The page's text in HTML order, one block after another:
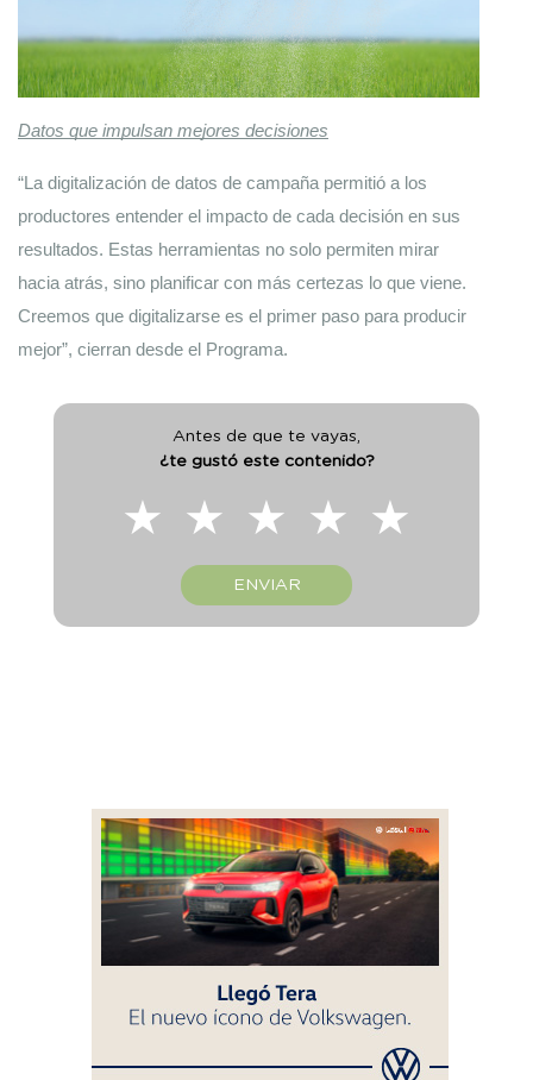
Datos que impulsan mejores decisiones
“La digitalización de datos de campaña permitió a los
productores entender el impacto de cada decisión en sus
resultados. Estas herramientas no solo permiten mirar
hacia atrás, sino planificar con más certezas lo que viene.
Creemos que digitalizarse es el primer paso para producir
mejor”, cierran desde el Programa.
Antes de que te vayas,
¿te gustó este contenido?
★
★
★
★
★
ENVIAR